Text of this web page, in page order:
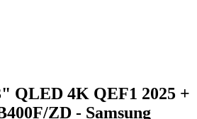
QLED 4K QEF1 2025 +
ZD - Samsung